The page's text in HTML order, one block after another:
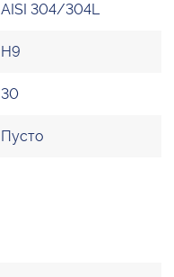
AISI 304/304L
H9
30
Пусто